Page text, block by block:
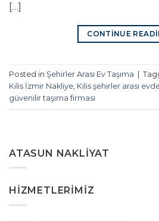
[…]
CONTINUE
Posted in Şehirler Arası Ev Taşıma
Kilis İzmir Nakliye Kilis şehirler arası
güvenilir taşıma firması
ATASUN NAKLIYAT
HIZMETLERIMIZ